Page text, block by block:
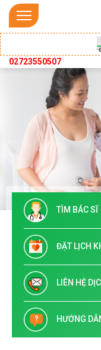
02723550507
TÌM BÁC SĨ
ĐẶT LỊCH
LIÊN HỆ
HƯỚNG